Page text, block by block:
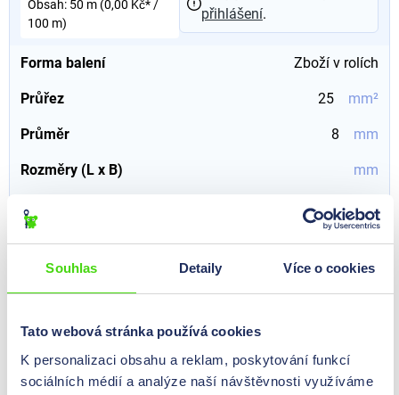
Souhlas Detaily Více o cookies
Tato webová stránka používá cookies
K personalizaci obsahu a reklam, poskytování funkcí
sociálních médií a analýze naší návštěvnosti využíváme
Forma balení Zboží v rolích
Průřez 25 mm²
Průměr 8 mm
Rozměry (L x B) mm
Typ Kulaté měděné vlákno
Obsah: 50 m (0,00 Kč* /
100 m)
přihlášení.
77103
Ploché měděné lanko v rolích (pocínovaná měď), 10
Obsah:50 m(0,00 Kč* /
100 m)
Ceny jsou viditelné po
přihlášení